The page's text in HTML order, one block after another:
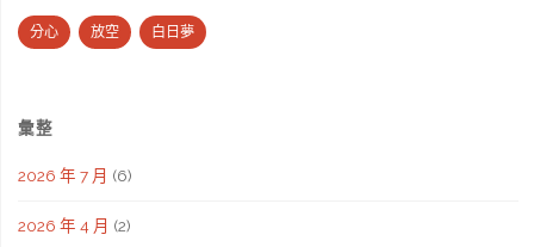
分心 放空 白日夢
彙整
2026 年 7 月 (6)
2026 年 4 月 (2)